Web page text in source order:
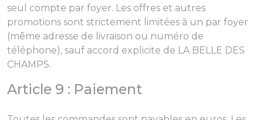
seul compte par foyer. Les offres et autres
promotions sont strictement limitées à un par foyer
(même adresse de livraison ou numéro de
téléphone), sauf accord explicite de LA BELLE DES
CHAMPS.
Article 9 : Paiement